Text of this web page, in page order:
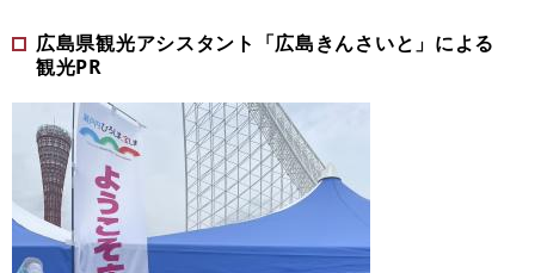
広島県観光アシスタント「広島きんさいと」による
観光PR